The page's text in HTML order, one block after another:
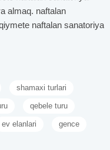
almaq. naftalan
naftalan sanatoriya
shamaxi turlari
qebele turu
ev elanlari gence